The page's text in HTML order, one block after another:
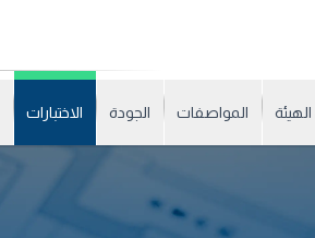
المواصفات الجودة الاختبارات